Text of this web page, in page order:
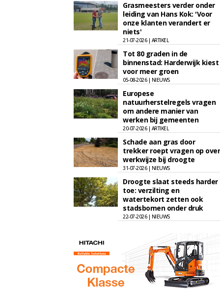
Grasmeesters verder onder
leiding van Hans Kok: 'Voor
onze klanten verandert er
niets'
21-07-2026 | ARTIKEL
Tot 80 graden in de
binnenstad: Harderwijk kiest
voor meer groen
05-08-2026 | NIEUWS
Europese
natuurherstelregels vragen
om andere manier van
werken bij gemeenten
20-07-2026 | ARTIKEL
Schade aan gras door
trekker roept vragen op over
werkwijze bij droogte
31-07-2026 | NIEUWS
Droogte slaat steeds harder
toe: verzilting en
watertekort zetten ook
stadsbomen onder druk
22-07-2026 | NIEUWS